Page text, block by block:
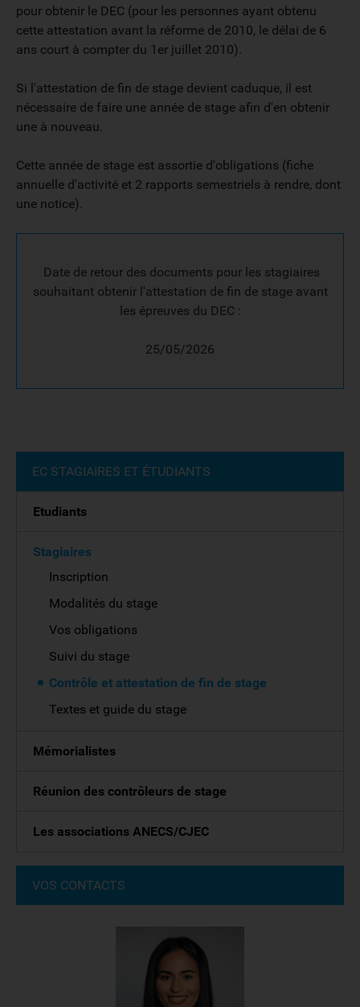
pour obtenir le DEC (pour les personnes ayant obtenu
cette attestation avant la réforme de 2010, le délai de 6
ans court à compter du 1er juillet 2010).
Si l'attestation de fin de stage devient caduque, il est
nécessaire de faire une année de stage afin d'en obtenir
une à nouveau.
Cette année de stage est assortie d'obligations (fiche
annuelle d'activité et 2 rapports semestriels à rendre, dont
une notice).
Date de retour des documents pour les stagiaires
souhaitant obtenir l'attestation de fin de stage avant
les épreuves du DEC :
25/05/2026
EC STAGIAIRES ET ÉTUDIANTS
Etudiants
Stagiaires
Inscription
Modalités du stage
Vos obligations
Suivi du stage
Contrôle et attestation de fin de stage
Textes et guide du stage
Mémorialistes
Réunion des contrôleurs de stage
Les associations ANECS/CJEC
VOS CONTACTS